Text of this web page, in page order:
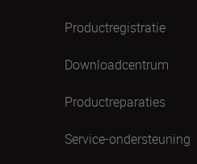
Productregistratie
Downloadcentrum
Productreparaties
Service-ondersteuning